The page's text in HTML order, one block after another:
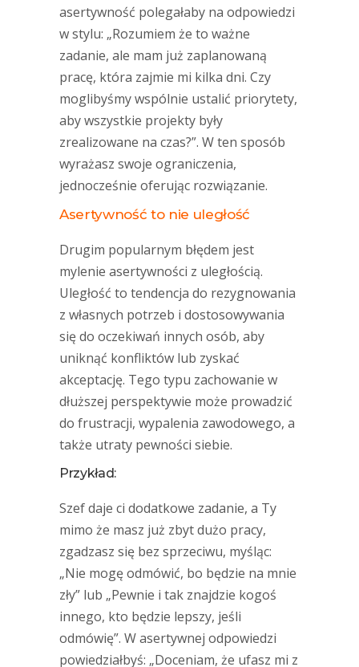
asertywność polegałaby na odpowiedzi
w stylu: „Rozumiem że to ważne
zadanie, ale mam już zaplanowaną
pracę, która zajmie mi kilka dni. Czy
moglibyśmy wspólnie ustalić priorytety,
aby wszystkie projekty były
zrealizowane na czas?”. W ten sposób
wyrażasz swoje ograniczenia,
jednocześnie oferując rozwiązanie.
Asertywność to nie uległość
Drugim popularnym błędem jest
mylenie asertywności z uległością.
Uległość to tendencja do rezygnowania
z własnych potrzeb i dostosowywania
się do oczekiwań innych osób, aby
uniknąć konfliktów lub zyskać
akceptację. Tego typu zachowanie w
dłuższej perspektywie może prowadzić
do frustracji, wypalenia zawodowego, a
także utraty pewności siebie.
Przykład:
Szef daje ci dodatkowe zadanie, a Ty
mimo że masz już zbyt dużo pracy,
zgadzasz się bez sprzeciwu, myśląc:
„Nie mogę odmówić, bo będzie na mnie
zły” lub „Pewnie i tak znajdzie kogoś
innego, kto będzie lepszy, jeśli
odmówię”. W asertywnej odpowiedzi
powiedziałbyś: „Doceniam, że ufasz mi z